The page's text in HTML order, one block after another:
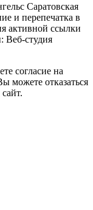
Саратовская
и перепечатка в
активной ссылки
Веб-студия
согласие на
можете отказаться